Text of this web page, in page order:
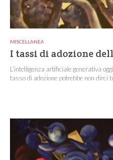
MISCELLANEA
I tassi di adozione
L’intelligenza artificiale generativa
tasso di adozione potrebbe non dirci